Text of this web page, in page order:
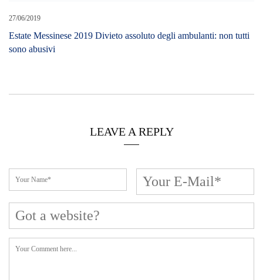
27/06/2019
Estate Messinese 2019 Divieto assoluto degli ambulanti: non tutti
sono abusivi
LEAVE A REPLY